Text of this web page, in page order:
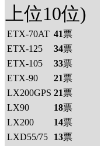
上位10位)
ETX-70AT 41票
ETX-125
34票
ETX-105
33票
ETX-90
21票
LX200GPS 21票
LX90
18票
LX200
14票
LXD55/75
13票